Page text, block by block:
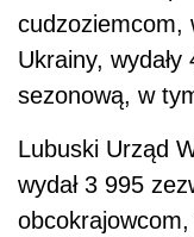
cudzoziemcom,
Ukrainy,
sezonową, w
Lubuski Urząd
wydał 3 995